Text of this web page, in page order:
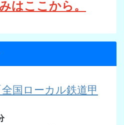
はここから。
国ローカル鉄道甲